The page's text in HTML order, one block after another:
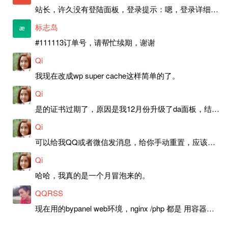
站长，许久没有登陆面板，登录提示：嗯，登录详细信息似乎不正确。请重试。 网站还可以正常使用。如果是密码问题请帮忙重置一下密码。谢谢。订单号：97790，账号：aa20210950。 站长，提交了工单，你回复续期成功，不过我的问题是面部登陆信息有问题，一直是初始密码，现在无法登陆，有时间麻烦排查一下。
标志岛
#111113订单号，请帮忙续期，谢谢
Qi
我现在改成wp super cache这样简单的了。
Qi
是的证书过期了，原因是我12月份升级了da面板，结果后台证书就不更新了，目前还在排查问题。切换PHP版本现在没有了，因为DA新版不支持。
Qi
可以给我QQ或者微信发消息，给你手动重置，应该是服务器插件有问题了，这个wp的主题太老了，导致现在好多的问题，网站的签到功能也是因为这个原因导致的。
Qi
哈哈，我真的是一个月冒泡来的。
QQRSS
现在用的bypanel web环境，nginx /php 都是 用容器跑的，和宿主机 分离开的，就是清楚缓存 的时候不能用 127.0.0.1/purge 来清理缓存 ，插件里面的 一键清理 缓存呢，日志里面 就显示 是403 错误，研究几天了，还是搞不定。。也是醉了。。